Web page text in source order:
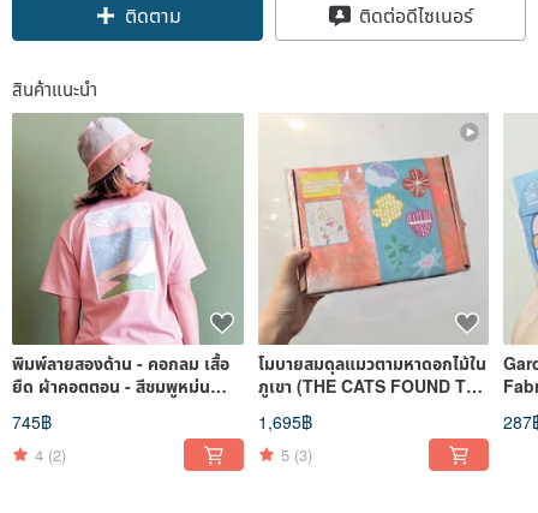
Claim coupon
ติดต่อดีไซเนอร์
สินค้าแนะนำ
พิมพ์ลายสองด้าน - คอกลม เสื้อ
ยืด ผ้าคอตตอน - สีชมพูหม่น
(Ocean and Mountain)
745฿
4 (2)
โมบายสมดุลแมวตามหาดอกไม้ใน
ภูเขา (THE CATS FOUND THE
FLOWERS mobiles)
1,695฿
5 (3)
287